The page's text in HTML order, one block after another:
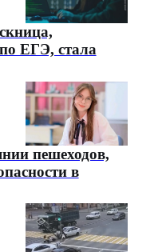
ЕГЭ, стала
пешеходов,
в